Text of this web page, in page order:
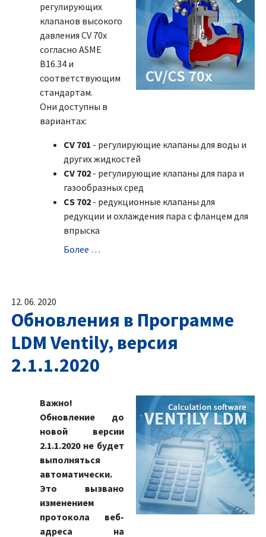
регулирующих
клапанов высокого
давления CV 70x
согласно ASME
B16.34 и
соответствующим
стандартам.
Они доступны в
вариантах:
CV 701 - регулирующие клапаны для воды и
других жидкостей
CV 702 - регулирующие клапаны для пара и
газообразных сред
CS 702 - редукционные клапаны для
редукции и охлаждения пара с фланцем для
впрыска
Болeе …
12. 06. 2020
Обновления в Программе
LDM Ventily, версия
2.1.1.2020
Важно!
Обновление до
новой версии
2.1.1.2020 не будет
выполняться
автоматически.
Это вызвано
изменением
протокола веб-
адреса на